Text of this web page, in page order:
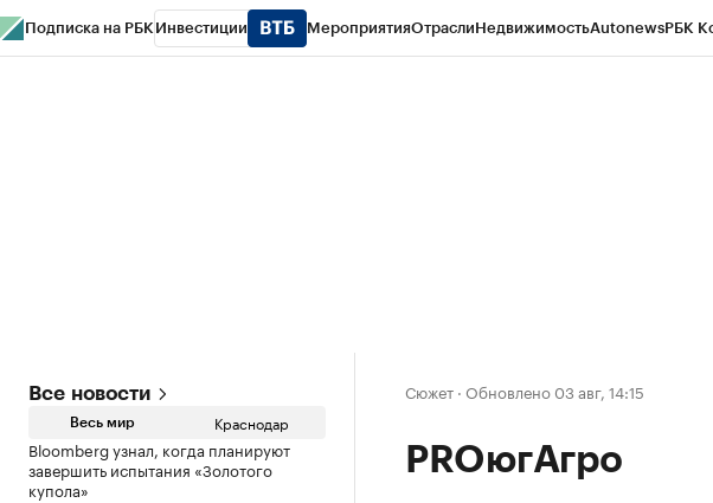
Подписка на РБК Инвестиции МероприятияОтраслиНедвижимостьAutonewsРБК
Все новости
Весь мир Краснодар
Bloomberg узнал, когда планируют
завершить испытания «Золотого
купола»
Сюжет · Обновлено 03 авг, 14:15
PROюгАгро